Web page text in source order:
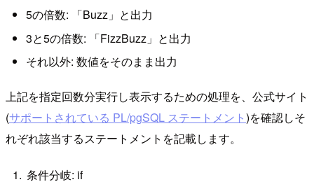
5の倍数: 「Buzz」と出力
3と5の倍数: 「FizzBuzz」と出力
それ以外: 数値をそのまま出力
上記を指定回数分実行し表示するための処理を、公式サイト
(サポートされている PL/pgSQL ステートメント)を確認しそ
れぞれ該当するステートメントを記載します。
条件分岐: if